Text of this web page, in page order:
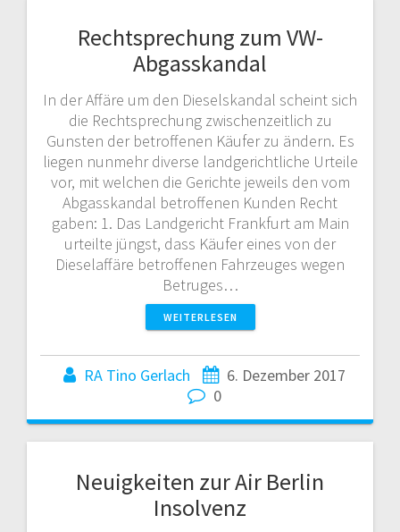
Rechtsprechung zum VW-
Abgasskandal
In der Affäre um den Dieselskandal scheint sich
die Rechtsprechung zwischenzeitlich zu
Gunsten der betroffenen Käufer zu ändern. Es
liegen nunmehr diverse landgerichtliche Urteile
vor, mit welchen die Gerichte jeweils den vom
Abgasskandal betroffenen Kunden Recht
gaben: 1. Das Landgericht Frankfurt am Main
urteilte jüngst, dass Käufer eines von der
Dieselaffäre betroffenen Fahrzeuges wegen
Betruges…
WEITERLESEN
RA Tino Gerlach
6. Dezember 2017
0
Neuigkeiten zur Air Berlin
Insolvenz